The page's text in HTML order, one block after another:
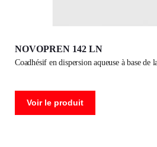
NOVOPREN 142 LN
coadhésif en dispersion aqueuse à base
Voir le produit